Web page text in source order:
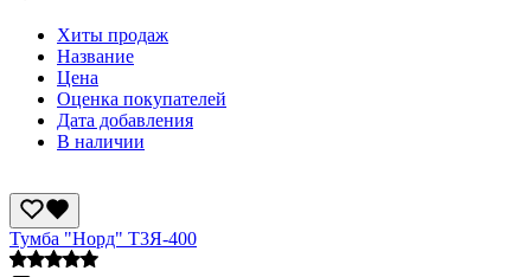
Хиты продаж
Название
Цена
Оценка покупателей
Дата добавления
В наличии
Тумба "Норд" Т3Я-400